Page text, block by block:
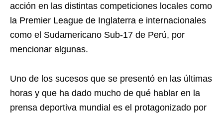
acción en las distintas competiciones locales como
la Premier League de Inglaterra e internacionales
como el Sudamericano Sub-17 de Perú, por
mencionar algunas.
Uno de los sucesos que se presentó en las últimas
horas y que ha dado mucho de qué hablar en la
prensa deportiva mundial es el protagonizado por